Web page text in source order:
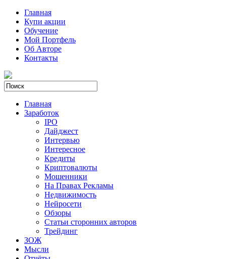
Главная
Купи акции
Обучение
Мой Портфель
Об Авторе
Контакты
Главная
Заработок
IPO
Дайджест
Интервью
Интересное
Кредиты
Криптовалюты
Мошенники
На Правах Рекламы
Недвижимость
Нейросети
Обзоры
Статьи сторонних авторов
Трейдинг
ЗОЖ
Мысли